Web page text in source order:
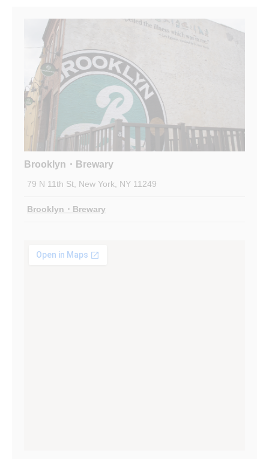
Brooklyn・Brewary
79 N 11th St, New York, NY 11249
Brooklyn・Brewary